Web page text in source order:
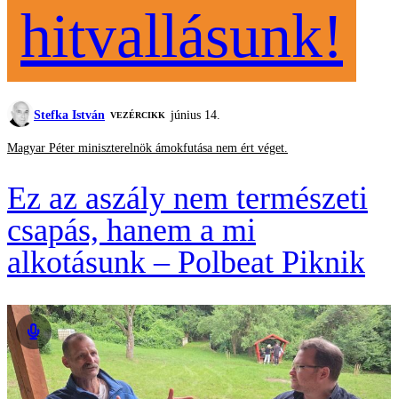
hitvallásunk!
Stefka István VEZÉRCIKK június 14.
Magyar Péter miniszterelnök ámokfutása nem ért véget.
Ez az aszály nem természeti
csapás, hanem a mi
alkotásunk – Polbeat Piknik